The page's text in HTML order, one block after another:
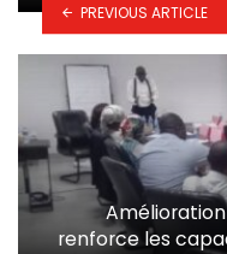
PREVIOUS ARTICLE
Amélioration
renforce les